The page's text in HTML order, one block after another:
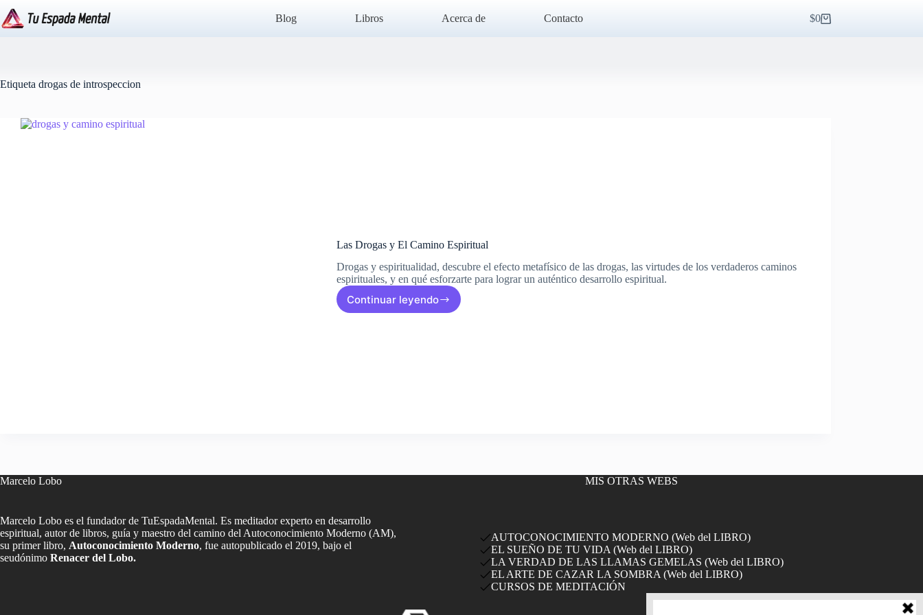
al
contenido
Blog Libros Acerca de Contacto
Carro
$0
Etiqueta drogas de introspeccion
Las Drogas y El Camino Espiritual
Drogas y espiritualidad, descubre el efecto metafísico de las drogas, las virtudes de los verdaderos caminos
espirituales, y en qué esforzarte para lograr un auténtico desarrollo espiritual.
Continuar leyendo
Las
Marcelo Lobo
Marcelo Lobo es el fundador de TuEspadaMental. Es meditador experto en desarrollo
espiritual, autor de libros, guía y maestro del camino del Autoconocimiento Moderno (AM),
su primer libro, Autoconocimiento Moderno, fue autopublicado el 2019, bajo el
seudónimo Renacer del Lobo.
MIS OTRAS WEBS
AUTOCONOCIMIENTO MODERNO (Web del LIBRO)
EL SUEÑO DE TU VIDA (Web del LIBRO)
LA VERDAD DE LAS LLAMAS GEMELAS (Web del LIBRO)
EL ARTE DE CAZAR LA SOMBRA (Web del LIBRO)
CURSOS DE MEDITACIÓN